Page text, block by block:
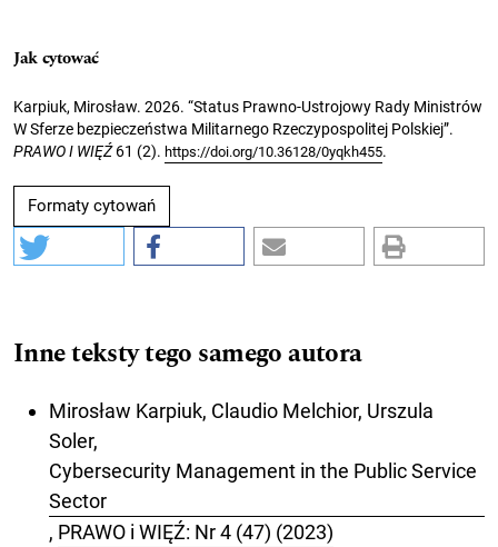
Jak cytować
Karpiuk, Mirosław. 2026. “Status Prawno-Ustrojowy Rady Ministrów
W Sferze bezpieczeństwa Militarnego Rzeczypospolitej Polskiej”.
PRAWO I WIĘŹ61 (2). https://doi.org/10.36128/0yqkh455.
Formaty cytowań
Inne teksty tego samego autora
Mirosław Karpiuk, Claudio Melchior, Urszula
Soler,
Cybersecurity Management in the Public Service
Sector
, PRAWO i WIĘŹ: Nr 4 (47) (2023)